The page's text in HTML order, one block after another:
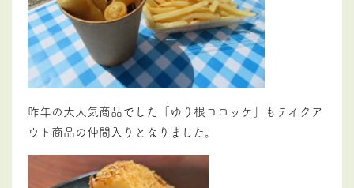
昨年の大人気商品でした「ゆり根コロッケ」もテイクア
ウト商品の仲間入りとなりました。